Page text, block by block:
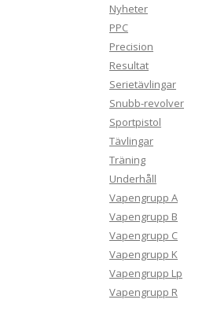
Nyheter
PPC
Precision
Resultat
Serietävlingar
Snubb-revolver
Sportpistol
Tävlingar
Träning
Underhåll
Vapengrupp A
Vapengrupp B
Vapengrupp C
Vapengrupp K
Vapengrupp Lp
Vapengrupp R